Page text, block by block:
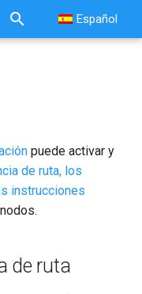
Español
puede activar y
de ruta, los
instrucciones
de ruta